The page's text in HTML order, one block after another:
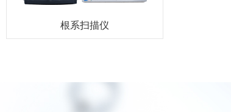
根系扫描仪